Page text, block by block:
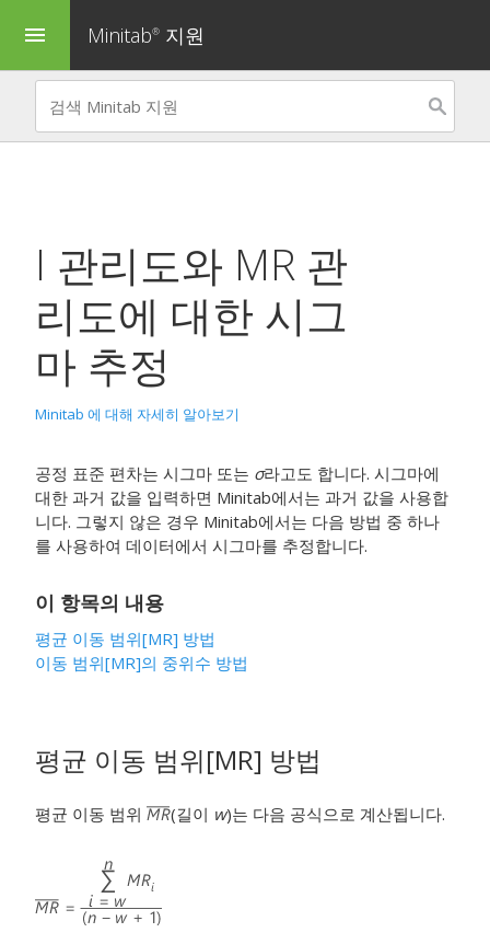
menu Minitab® 지원
I 관리도와 MR 관
리도에 대한 시그
마 추정
Minitab 에 대해 자세히 알아보기
공정 표준 편차는 시그마 또는 σ라고도 합니다. 시그마에
대한 과거 값을 입력하면 Minitab에서는 과거 값을 사용합
니다. 그렇지 않은 경우 Minitab에서는 다음 방법 중 하나
를 사용하여 데이터에서 시그마를 추정합니다.
이 항목의 내용
평균 이동 범위[MR] 방법
이동 범위[MR]의 중위수 방법
평균 이동 범위[MR] 방법
평균 이동 범위 (길이 w)는 다음 공식으로 계산됩니다.